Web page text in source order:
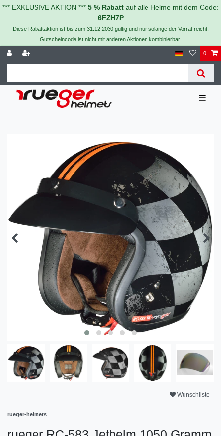
*** EXKLUSIVE AKTION *** 5 % Rabatt auf alle Helme mit dem Code:
6FZH7P
Diese Rabattaktion ist bis zum 31.12.2030 gültig und nur solange der Vorrat reicht.
Gutscheincode ist nicht mit anderen Aktionen kombinierbar.
0
☰
Wunschliste
rueger-helmets